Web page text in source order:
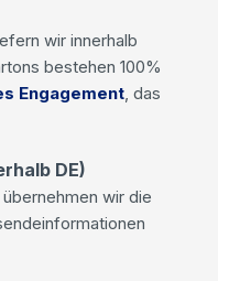
wir innerhalb
bestehen 100%
Engagement, das
DE)
wir die